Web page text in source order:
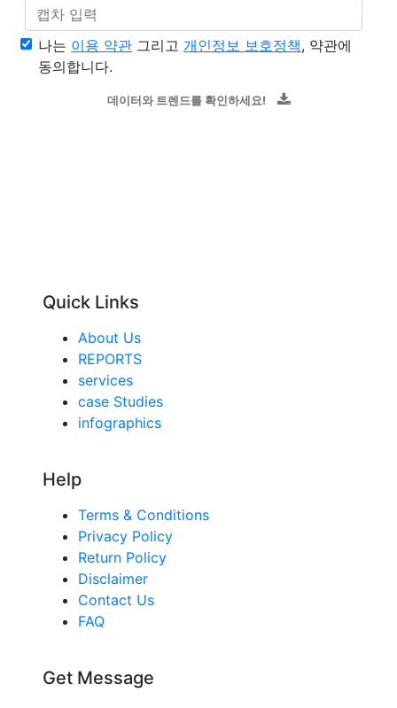
나는 이용 약관 그리고 개인정보 보호정책, 약관에
동의합니다.
데이터와 트렌드를 확인하세요!
Quick Links
About Us
REPORTS
services
case Studies
infographics
Help
Terms & Conditions
Privacy Policy
Return Policy
Disclaimer
Contact Us
FAQ
Get Message